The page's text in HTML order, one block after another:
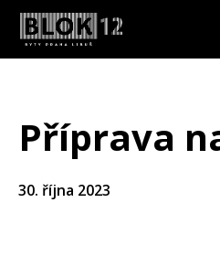
Příprava
30. října 2023